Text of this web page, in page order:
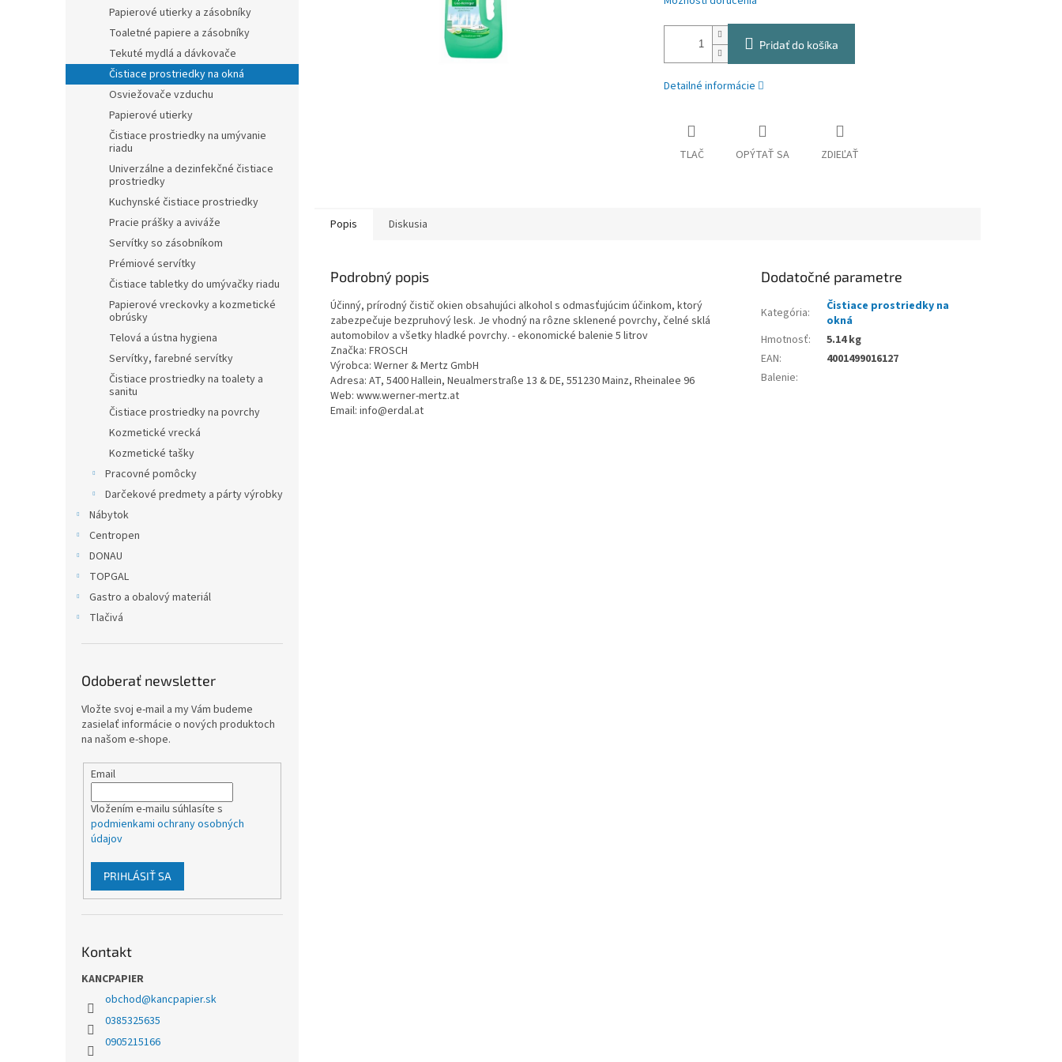
Papierové utierky a zásobníky
Toaletné papiere a zásobníky
Tekuté mydlá a dávkovače
Čistiace prostriedky na okná
Osviežovače vzduchu
Papierové utierky
Čistiace prostriedky na umývanie
riadu
Univerzálne a dezinfekčné čistiace
prostriedky
Kuchynské čistiace prostriedky
Pracie prášky a aviváže
Servítky so zásobníkom
Prémiové servítky
Čistiace tabletky do umývačky riadu
Papierové vreckovky a kozmetické
obrúsky
Telová a ústna hygiena
Servítky, farebné servítky
Čistiace prostriedky na toalety a
sanitu
Čistiace prostriedky na povrchy
Kozmetické vrecká
Kozmetické tašky
Pracovné pomôcky
Darčekové predmety a párty výrobky
Nábytok
Centropen
DONAU
TOPGAL
Gastro a obalový materiál
Tlačivá
Odoberať newsletter
Vložte svoj e-mail a my Vám budeme
zasielať informácie o nových produktoch
na našom e-shope.
Email
Vložením e-mailu súhlasíte s
podmienkami ochrany osobných
údajov
PRIHLÁSIŤ SA
Kontakt
KANCPAPIER
obchod@kancpapier.sk
0385325635
0905215166
Pridať do košíka
Detailné informácie
TLAČ OPÝTAŤ SA ZDIEĽAŤ
Popis Diskusia
Podrobný popis
Účinný, prírodný čistič okien obsahujúci alkohol s odmasťujúcim účinkom, ktorý
zabezpečuje bezpruhový lesk. Je vhodný na rôzne sklenené povrchy, čelné sklá
automobilov a všetky hladké povrchy. - ekonomické balenie 5 litrov
Značka: FROSCH
Výrobca: Werner & Mertz GmbH
Adresa: AT, 5400 Hallein, Neualmerstraße 13 & DE, 551230 Mainz, Rheinalee 96
Web: www.werner-mertz.at
Email: info@erdal.at
Dodatočné parametre
Kategória:
Čistiace prostriedky na
okná
Hmotnosť:
5.14 kg
EAN:
4001499016127
Balenie: